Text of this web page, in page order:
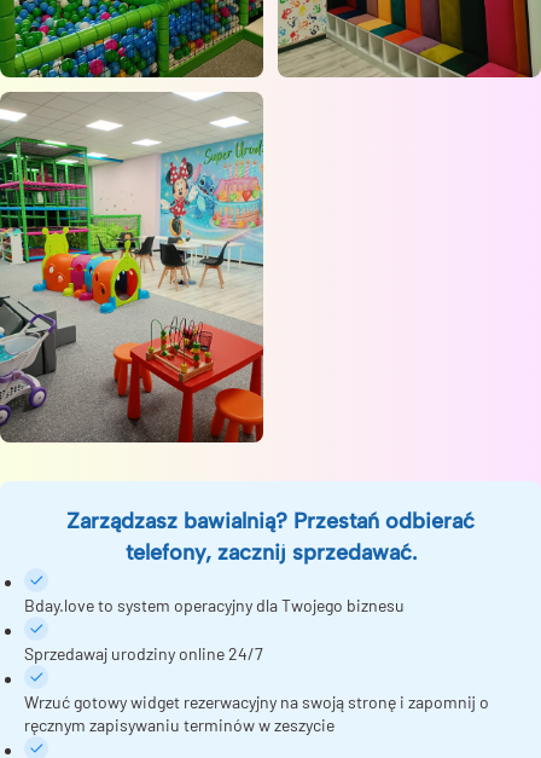
Zarządzasz bawialnią? Przestań odbierać
telefony, zacznij sprzedawać.
Bday.love to system operacyjny dla Twojego biznesu
Sprzedawaj urodziny online 24/7
Wrzuć gotowy widget rezerwacyjny na swoją stronę i zapomnij o
ręcznym zapisywaniu terminów w zeszycie